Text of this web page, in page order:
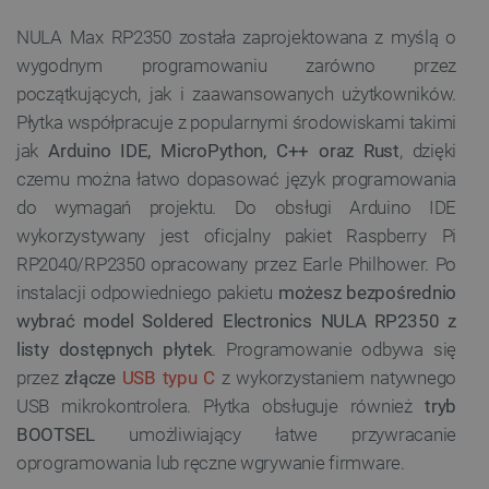
NULA Max RP2350 została zaprojektowana z myślą o
wygodnym programowaniu zarówno przez
początkujących, jak i zaawansowanych użytkowników.
Płytka współpracuje z popularnymi środowiskami takimi
jakArduino IDE, MicroPython, C++ oraz Rust, dzięki
czemu można łatwo dopasować język programowania
do wymagań projektu. Do obsługi Arduino IDE
wykorzystywany jest oficjalny pakiet Raspberry Pi
RP2040/RP2350 opracowany przez Earle Philhower. Po
instalacji odpowiedniego pakietu możesz bezpośrednio
wybrać model Soldered Electronics NULA RP2350 z
listy dostępnych płytek. Programowanie odbywa się
przezzłącze USB typu C z wykorzystaniem natywnego
USB mikrokontrolera. Płytka obsługuje równieżtryb
BOOTSEL umożliwiający łatwe przywracanie
oprogramowania lub ręczne wgrywanie firmware.
.botland.com.pl
VISITOR_PRIVACY_METADATA
YouTube
.youtube.com
Polityce prywatności Google